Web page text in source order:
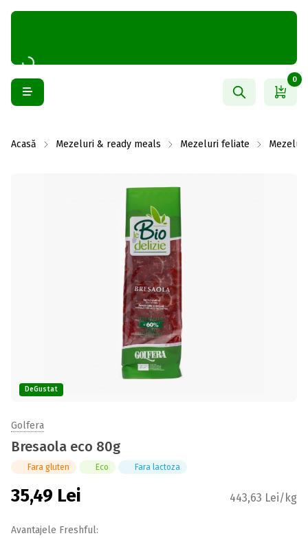
0
Acasă Mezeluri & ready meals Mezeluri feliate
DeGustat
Golfera
Bresaola eco 80g
Fara gluten Eco Fara lactoza
35,49 Lei 443,63 Lei/kg
Avantajele Freshful: